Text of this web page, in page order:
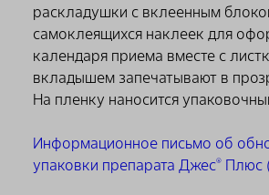
раскладушки с вклеенным
самоклеящихся наклеек для
календаря приема вместе с
вкладышем запечатывают в
На пленку наносится
Информационное письмо об
упаковки препарата Джес® Плюс